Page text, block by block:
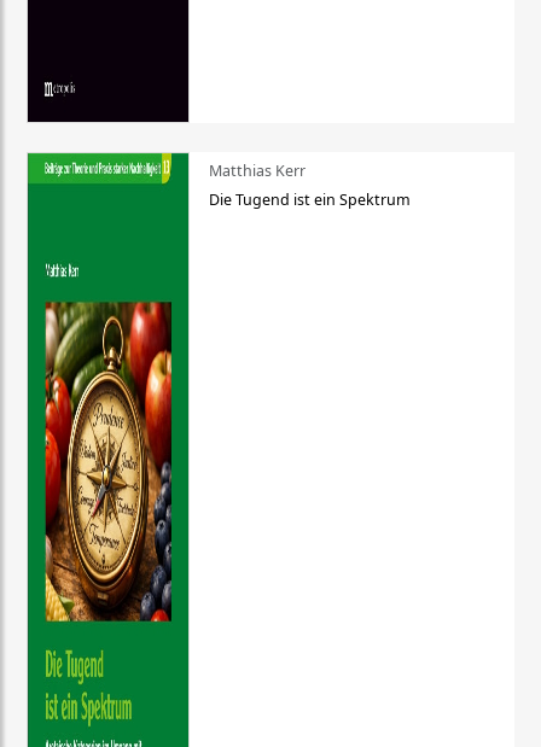
Matthias Kerr
Die Tugend ist ein Spektrum